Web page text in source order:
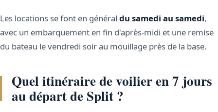
Les locations se font en général du samedi au samedi,
avec un embarquement en fin d'après-midi et une remise
du bateau le vendredi soir au mouillage près de la base.
Quel itinéraire de voilier en 7 jours
au départ de Split ?